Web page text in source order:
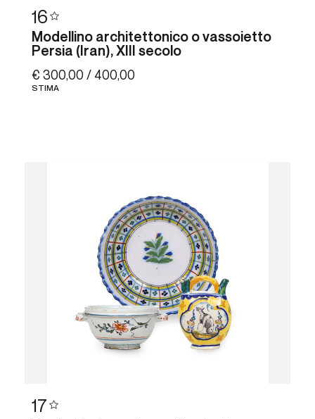
16
Modellino architettonico o vassoietto
Persia (Iran), XIII secolo
€ 300,00 / 400,00
STIMA
17